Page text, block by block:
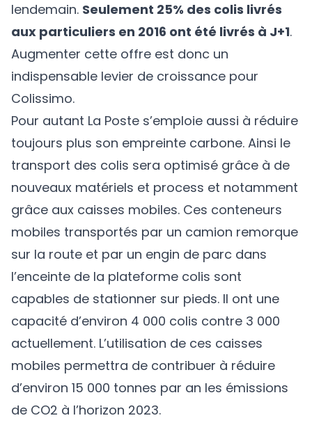
lendemain. Seulement 25% des colis livrés
aux particuliers en 2016 ont été livrés à J+1.
Augmenter cette offre est donc un
indispensable levier de croissance pour
Colissimo.
Pour autant La Poste s’emploie aussi à réduire
toujours plus son empreinte carbone. Ainsi le
transport des colis sera optimisé grâce à de
nouveaux matériels et process et notamment
grâce aux caisses mobiles. Ces conteneurs
mobiles transportés par un camion remorque
sur la route et par un engin de parc dans
l’enceinte de la plateforme colis sont
capables de stationner sur pieds. Il ont une
capacité d’environ 4 000 colis contre 3 000
actuellement. L’utilisation de ces caisses
mobiles permettra de contribuer à réduire
d’environ 15 000 tonnes par an les émissions
de CO2 à l’horizon 2023.